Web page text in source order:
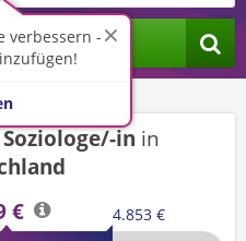
verbessern -
Soziologe/-in in
€
4.853 €